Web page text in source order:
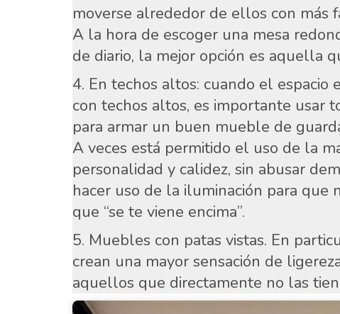
moverse alrededor de ellos con más
A la hora de escoger una mesa
de diario, la mejor opción es aquella
En techos altos: cuando el espacio
con techos altos, es importante usar
para armar un buen mueble de
A veces está permitido el uso de la
personalidad y calidez, sin abusar
hacer uso de la iluminación para que
que “se te viene encima”.
Muebles con patas vistas. En
crean una mayor sensación de
aquellos que directamente no las